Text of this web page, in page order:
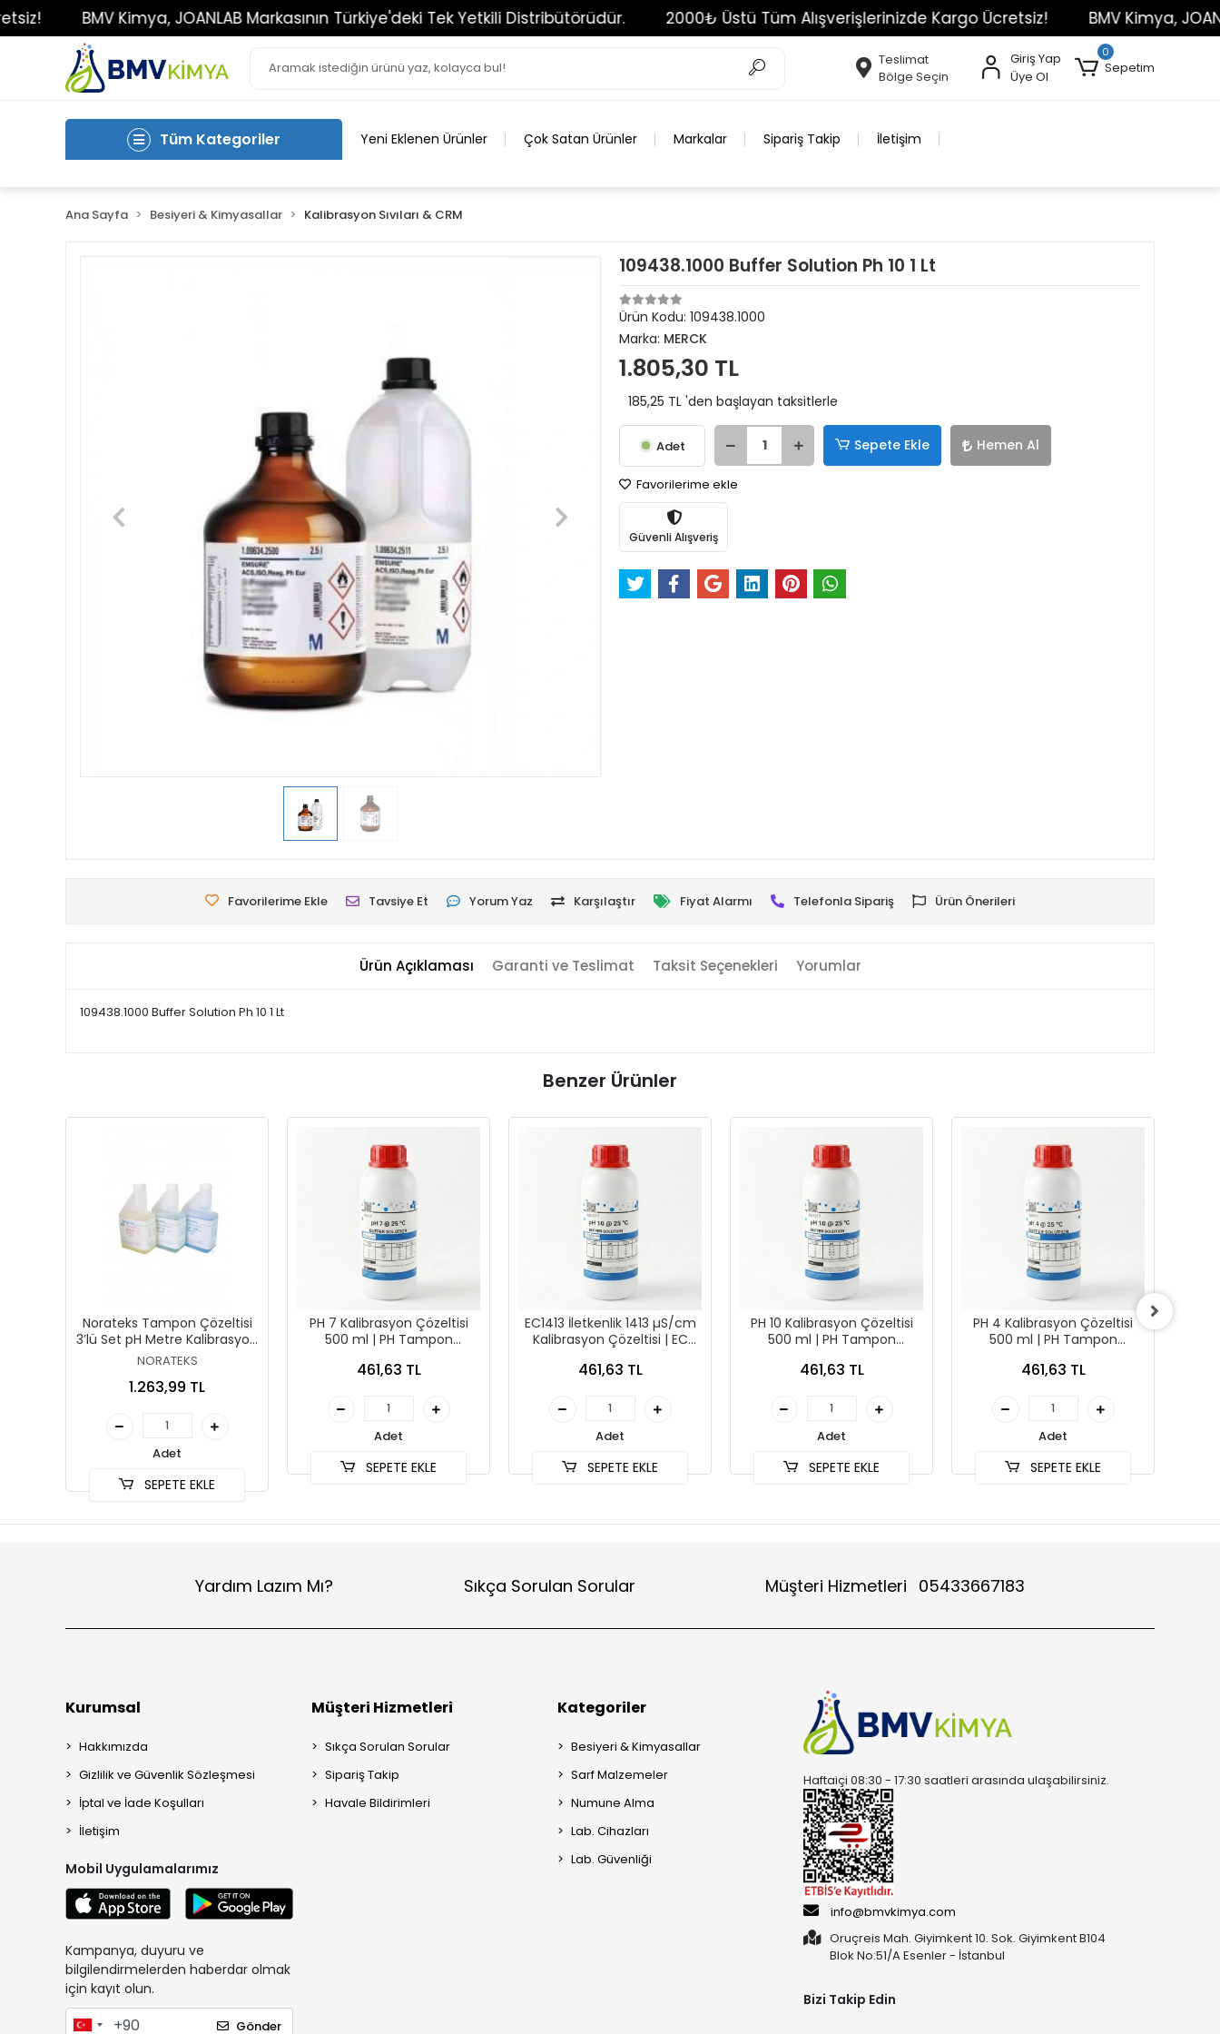
BMV Kimya, JOANLAB Markasının Türkiye'deki Tek Yetkili Distribütörüdür. 2000₺ Üstü Tüm Alışverişlerinizde Kargo Ücretsiz! BMV Kimya, JOANLAB
Teslimat
Bölge Seçin
Giriş Yap
Üye Ol
0
Sepetim
Tüm Kategoriler Yeni Eklenen Ürünler Çok Satan Ürünler Markalar Sipariş Takip İletişim
Ana Sayfa Besiyeri & Kimyasallar Kalibrasyon Sıvıları & CRM
109438.1000 Buffer Solution Ph 10 1 Lt
Ürün Kodu: 109438.1000
Marka: MERCK
1.805,30 TL
185,25 TL 'den başlayan taksitlerle
Adet Sepete Ekle Hemen Al
Favorilerime ekle
Güvenli Alışveriş
Favorilerime Ekle Tavsiye Et Yorum Yaz Karşılaştır Fiyat Alarmı Telefonla Sipariş Ürün Önerileri
Ürün Açıklaması Garanti ve Teslimat Taksit Seçenekleri Yorumlar
109438.1000 Buffer Solution Ph 10 1 Lt
Benzer Ürünler
Norateks Tampon Çözeltisi
3’lü Set pH Metre Kalibrasyon
Sıvısı – pH 4.01 / 7.01 / 10.01
NORATEKS
1.263,99 TL
Adet
SEPETE EKLE
PH 7 Kalibrasyon Çözeltisi
500 ml | PH Tampon
461,63 TL
Adet
SEPETE EKLE
EC1413 İletkenlik 1413 µS/cm
Kalibrasyon Çözeltisi | EC
461,63 TL
Adet
SEPETE EKLE
PH 10 Kalibrasyon Çözeltisi
500 ml | PH Tampon
461,63 TL
Adet
SEPETE EKLE
PH 4 Kalibrasyon Çözeltisi
500 ml | PH Tampon
461,63 TL
Adet
SEPETE EKLE
Yardım Lazım Mı? Sıkça Sorulan Sorular Müşteri Hizmetleri 05433667183
Kurumsal
Hakkımızda
Gizlilik ve Güvenlik Sözleşmesi
İptal ve İade Koşulları
İletişim
Mobil Uygulamalarımız
Kampanya, duyuru ve
bilgilendirmelerden haberdar olmak
için kayıt olun.
Gönder
Müşteri Hizmetleri
Sıkça Sorulan Sorular
Sipariş Takip
Havale Bildirimleri
Kategoriler
Besiyeri & Kimyasallar
Sarf Malzemeler
Numune Alma
Lab. Cihazları
Lab. Güvenliği
Haftaiçi 08:30 - 17:30 saatleri arasında ulaşabilirsiniz.
info@bmvkimya.com
Oruçreis Mah. Giyimkent 10. Sok. Giyimkent B104
Blok No:51/A Esenler - İstanbul
Bizi Takip Edin